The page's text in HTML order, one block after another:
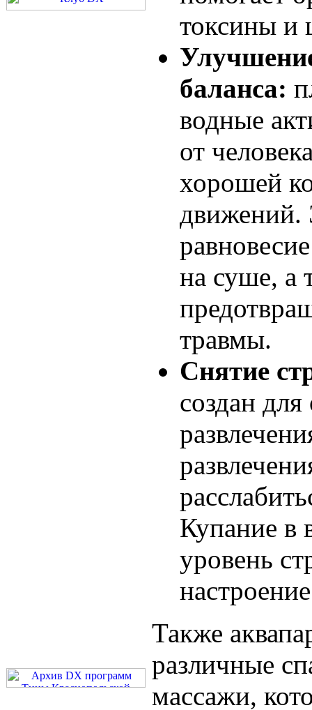
токсины и
баланса:
водные
от
хорошей
движений.
на суше, а
травмы.
Снятие
создан
Купание в
уровень
Также
различные
массажи,